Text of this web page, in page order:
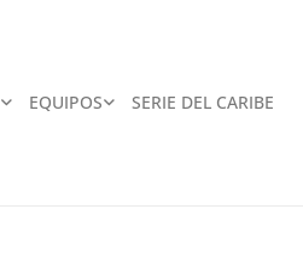
EQUIPOS SERIE DEL CARIBE